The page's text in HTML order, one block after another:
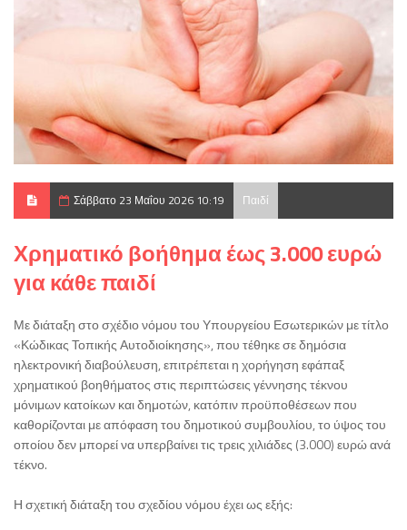
Σάββατο 23 Μαΐου 2026 10:19 Παιδί
Χρηματικό βοήθημα έως 3.000 ευρώ
για κάθε παιδί
Με διάταξη στο σχέδιο νόμου του Υπουργείου Εσωτερικών με τίτλο
«Κώδικας Τοπικής Αυτοδιοίκησης», που τέθηκε σε δημόσια
ηλεκτρονική διαβούλευση, επιτρέπεται η χορήγηση εφάπαξ
χρηματικού βοηθήματος στις περιπτώσεις γέννησης τέκνου
μόνιμων κατοίκων και δημοτών, κατόπιν προϋποθέσεων που
καθορίζονται με απόφαση του δημοτικού συμβουλίου, το ύψος του
οποίου δεν μπορεί να υπερβαίνει τις τρεις χιλιάδες (3.000) ευρώ ανά
τέκνο.
Η σχετική διάταξη του σχεδίου νόμου έχει ως εξής: